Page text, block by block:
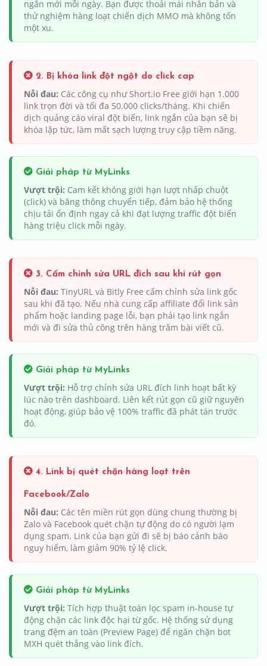
ngắn mới mỗi ngày. Bạn được thoải mái nhân bản và
thử nghiệm hàng loạt chiến dịch MMO mà không tốn
một xu.
2. Bị khóa link đột ngột do click cap
Nỗi đau: Các công cụ như Short.io Free giới hạn 1.000
link trọn đời và tối đa 50.000 clicks/tháng. Khi chiến
dịch quảng cáo viral đột biến, link ngắn của bạn sẽ bị
khóa lập tức, làm mất sạch lượng truy cập tiềm năng.
Giải pháp từ MyLinks
Vượt trội: Cam kết không giới hạn lượt nhấp chuột
(click) và băng thông chuyển tiếp, đảm bảo hệ thống
chịu tải ổn định ngay cả khi đạt lượng traffic đột biến
hàng triệu click mỗi ngày.
3. Cấm chỉnh sửa URL đích sau khi rút gọn
Nỗi đau: TinyURL và Bitly Free cấm chỉnh sửa link gốc
sau khi đã tạo. Nếu nhà cung cấp affiliate đổi link sản
phẩm hoặc landing page lỗi, bạn phải tạo link ngắn
mới và đi sửa thủ công trên hàng trăm bài viết cũ.
Giải pháp từ MyLinks
Vượt trội: Hỗ trợ chỉnh sửa URL đích linh hoạt bất kỳ
lúc nào trên dashboard. Liên kết rút gọn cũ giữ nguyên
hoạt động, giúp bảo vệ 100% traffic đã phát tán trước
đó.
4. Link bị quét chặn hàng loạt trên
Facebook/Zalo
Nỗi đau: Các tên miền rút gọn dùng chung thường bị
Zalo và Facebook quét chặn tự động do có người lạm
dụng spam. Link của bạn gửi đi sẽ bị báo cảnh báo
nguy hiểm, làm giảm 90% tỷ lệ click.
Giải pháp từ MyLinks
Vượt trội: Tích hợp thuật toán lọc spam in-house tự
động chặn các link độc hại từ gốc. Hệ thống sử dụng
trang đệm an toàn (Preview Page) để ngăn chặn bot
MXH quét thẳng vào link đích.